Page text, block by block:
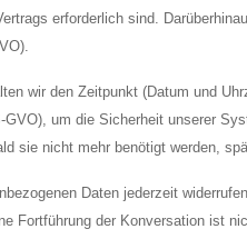
erforderlich sind.
wir den Zeitpunkt (Datum und
um die Sicherheit unserer
sie nicht mehr benötigt werden,
Daten jederzeit
Fortführung der Konversation ist